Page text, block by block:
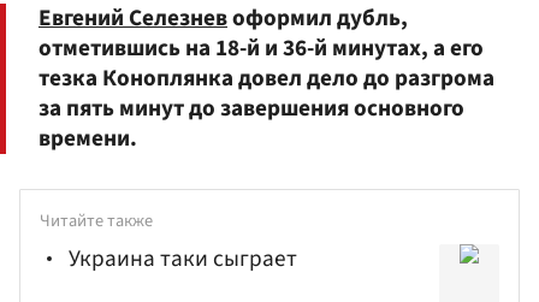
Евгений Селезневоформил дубль,
отметившись на 18-й и 36-й минутах, а его
тезка Коноплянка довел дело до разгрома
за пять минут до завершения основного
времени.
Читайте также
Украина таки сыграет